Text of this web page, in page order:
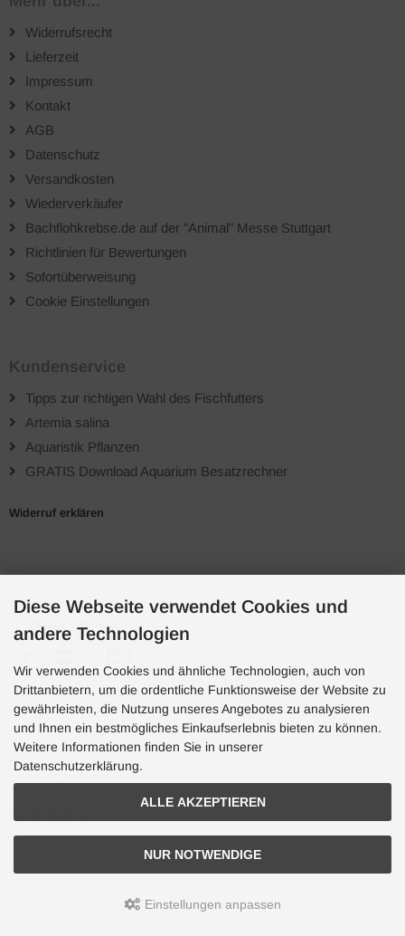
Widerrufsrecht
Lieferzeit
Impressum
Kontakt
AGB
Datenschutz
Versandkosten
Wiederverkäufer
Bachflohkrebse.de auf der "Animal" Messe Stuttgart
Richtlinien für Bewertungen
Sofortüberweisung
Cookie Einstellungen
Kundenservice
Tipps zur richtigen Wahl des Fischfutters
Artemia salina
Aquaristik Pflanzen
GRATIS Download Aquarium Besatzrechner
Widerruf erklären
Zahlungsarten
Hotline
Hotline
(10:30-15:00 Uhr)
andreas-guder.de
Diese Webseite verwendet Cookies und
andere Technologien
Wir verwenden Cookies und ähnliche Technologien, auch von
Drittanbietern, um die ordentliche Funktionsweise der Website zu
gewährleisten, die Nutzung unseres Angebotes zu analysieren
und Ihnen ein bestmögliches Einkaufserlebnis bieten zu können.
Weitere Informationen finden Sie in unserer
Datenschutzerklärung.
ALLE AKZEPTIEREN
NUR NOTWENDIGE
Einstellungen anpassen